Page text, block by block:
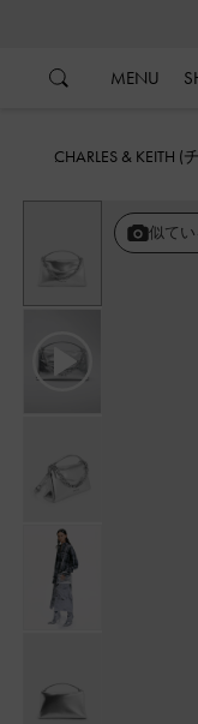
MENU
CHARLES & KEITH
似て